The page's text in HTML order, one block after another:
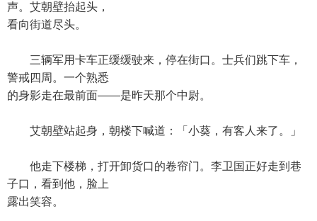
声。艾朝壁抬起头，
看向街道尽头。
三辆军用卡车正缓缓驶来，停在街口。士兵们跳下车，
警戒四周。一个熟悉
的身影走在最前面——是昨天那个中尉。
艾朝壁站起身，朝楼下喊道：「小葵，有客人来了。」
他走下楼梯，打开卸货口的卷帘门。李卫国正好走到巷
子口，看到他，脸上
露出笑容。